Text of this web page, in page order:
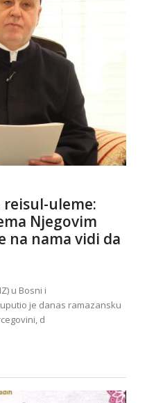
reisul-uleme:
Njegovim
na nama vidi da
u Bosni i
je danas ramazansku
d